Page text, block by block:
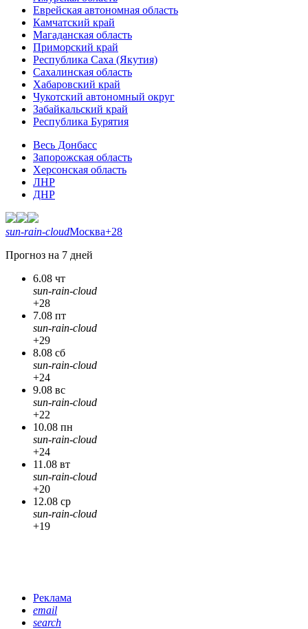
Еврейская автономная область
Камчатский край
Магаданская область
Приморский край
Республика Саха (Якутия)
Сахалинская область
Хабаровский край
Чукотский автономный округ
Забайкальский край
Республика Бурятия
Весь Донбасс
Запорожская область
Херсонская область
ЛНР
ДНР
sun-rain-cloudМосква+28
Прогноз на 7 дней
6.08 чт
sun-rain-cloud
+28
7.08 пт
sun-rain-cloud
+29
8.08 сб
sun-rain-cloud
+24
9.08 вс
sun-rain-cloud
+22
10.08 пн
sun-rain-cloud
+24
11.08 вт
sun-rain-cloud
+20
12.08 ср
sun-rain-cloud
+19
Реклама
email
search